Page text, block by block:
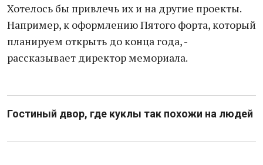
Хотелось бы привлечь их и на другие проекты.
Например, к оформлению Пятого форта, который
планируем открыть до конца года, -
рассказывает директор мемориала.
Гостиный двор, где куклы так похожи на людей